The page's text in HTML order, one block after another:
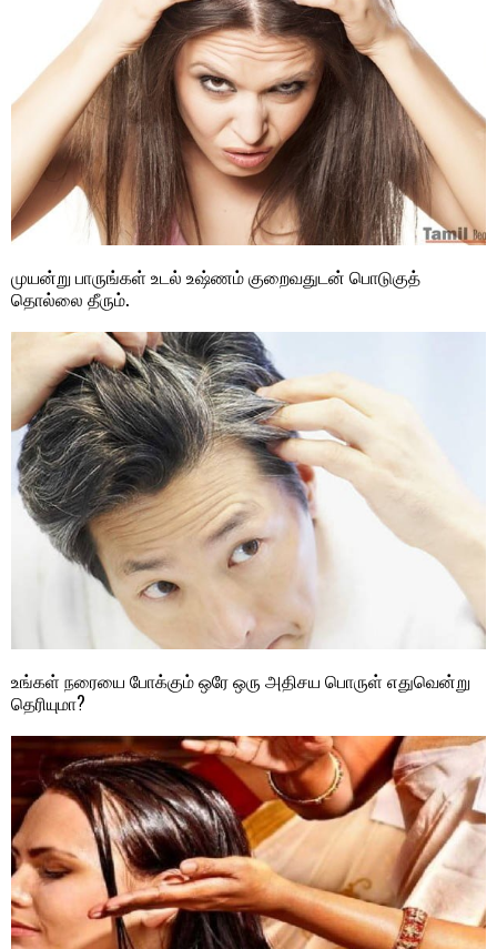
முயன்று பாருங்கள் உடல் உஷ்ணம் குறைவதுடன் பொடுகுத்
தொல்லை தீரும்.
உங்கள் நரையை போக்கும் ஒரே ஒரு அதிசய பொருள் எதுவென்று
தெரியுமா?